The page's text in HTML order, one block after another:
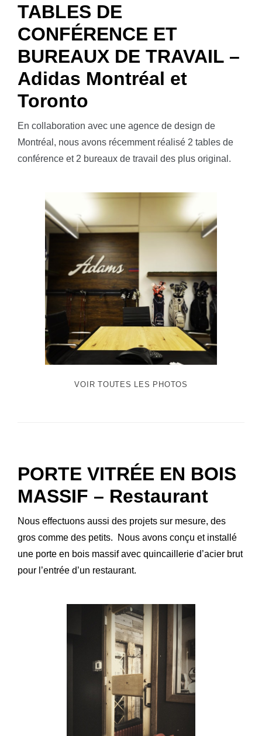
TABLES DE
CONFÉRENCE ET
BUREAUX DE TRAVAIL –
Adidas Montréal et
Toronto
En collaboration avec une agence de design de
Montréal, nous avons récemment réalisé 2 tables de
conférence et 2 bureaux de travail des plus original.
VOIR TOUTES LES PHOTOS
PORTE VITRÉE EN BOIS
MASSIF – Restaurant
Nous effectuons aussi des projets sur mesure, des
gros comme des petits. Nous avons conçu et installé
une porte en bois massif avec quincaillerie d’acier brut
pour l’entrée d’un restaurant.